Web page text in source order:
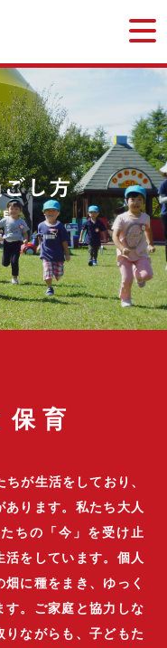
幼稚園
保育
が生活をしており、
ります。私たち大人
ちの「今」を受け止
をしています。個人
に種をまき、ゆっく
す。ご家庭と協力しな
ながらも、子どもた